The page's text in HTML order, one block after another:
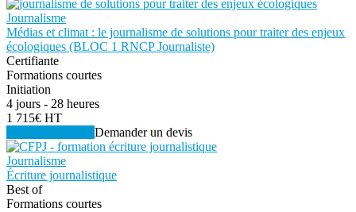
Journalisme
Médias et climat : le journalisme de solutions pour traiter des enjeux
écologiques (BLOC 1 RNCP Journaliste)
Certifiante
Formations courtes
Initiation
4 jours - 28 heures
1 715€ HT
Demander un devis
Journalisme
Écriture journalistique
Best of
Formations courtes